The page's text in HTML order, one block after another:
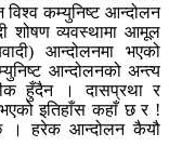
कम्युनिष्ट आन्दोलन
शोषण व्यवस्थामा आमूल
आन्दोलनमा भएको
आन्दोलनको अन्त्य
हुँदैन । दासप्रथा र
इतिहाँस कहाँ छ र !
छ । हरेक आन्दोलन कैयौ